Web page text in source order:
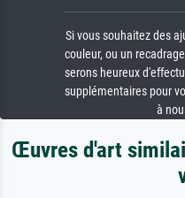
Si vous souhaitez des
couleur, ou un
serons heureux
supplémentaires pour
à
Œuvres d'art